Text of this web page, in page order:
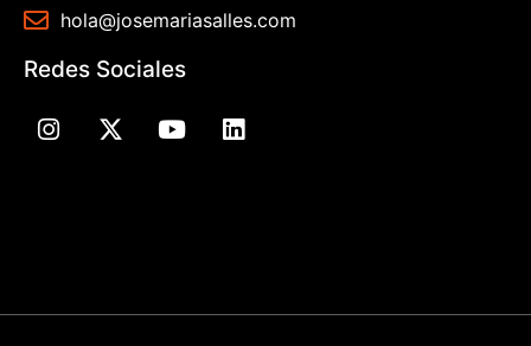
hola@josemariasalles.com
Redes Sociales